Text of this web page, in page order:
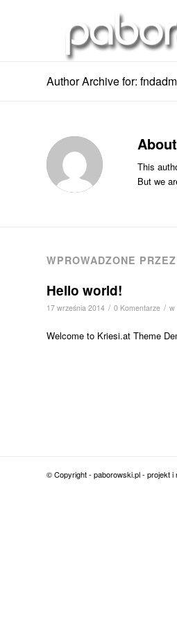
Author Archive for:
About
This
But we
WPROWADZONE
Hello world!
17 września 2014 / 0 Komentarze / w
Welcome to Kriesi.at Theme
© Copyright - paborowski.pl - projekt i